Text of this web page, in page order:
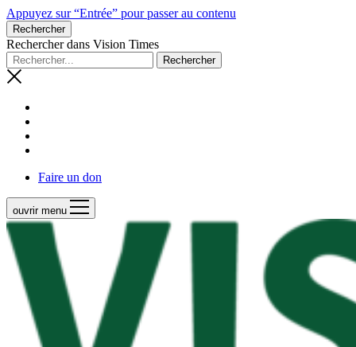
Appuyez sur “Entrée” pour passer au contenu
Rechercher
Rechercher dans Vision Times
Faire un don
ouvrir menu